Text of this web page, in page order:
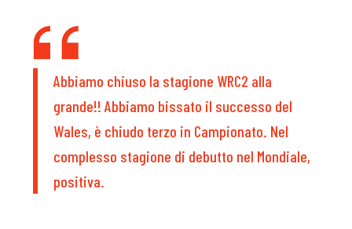
Abbiamo chiuso la stagione WRC2 alla
grande!! Abbiamo bissato il successo del
Wales, è chiudo terzo in Campionato. Nel
complesso stagione di debutto nel Mondiale,
positiva.